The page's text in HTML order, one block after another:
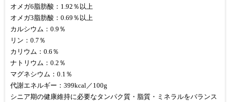
オメガ6脂肪酸：1.92％以上
オメガ3脂肪酸：0.69％以上
カルシウム：0.9％
リン：0.7％
カリウム：0.6％
ナトリウム：0.2％
マグネシウム：0.1％
代謝エネルギー：399kcal／100g
シニア期の健康維持に必要なタンパク質・脂質・ミネラルをバランス